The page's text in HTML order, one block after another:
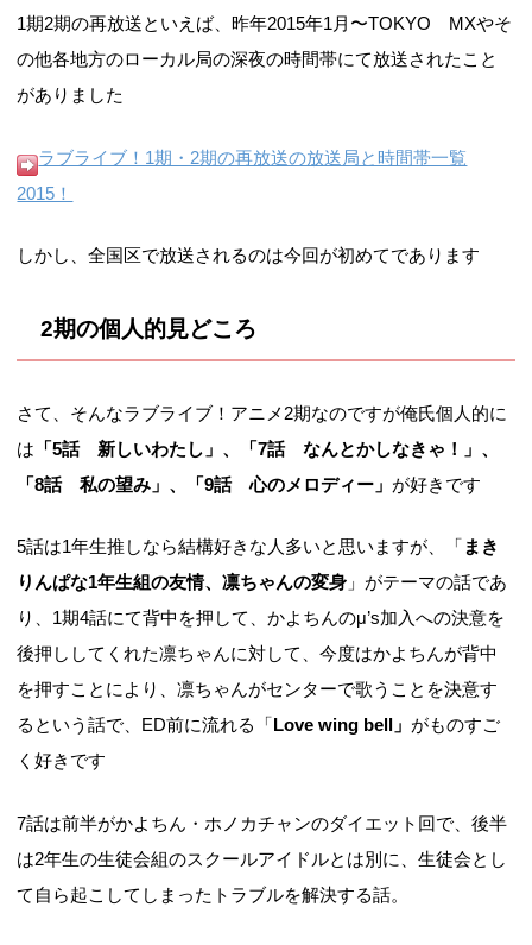
1期2期の再放送といえば、昨年2015年1月〜TOKYO MXやそ
の他各地方のローカル局の深夜の時間帯にて放送されたこと
がありました
ラブライブ！1期・2期の再放送の放送局と時間帯一覧
2015！
しかし、全国区で放送されるのは今回が初めてであります
2期の個人的見どころ
さて、そんなラブライブ！アニメ2期なのですが俺氏個人的に
は 「5話 新しいわたし」、「7話 なんとかしなきゃ！」、
「8話 私の望み」、「9話 心のメロディー」 が好きです
5話は1年生推しなら結構好きな人多いと思いますが、「 まき
りんぱな1年生組の友情、凛ちゃんの変身 」がテーマの話であ
り、1期4話にて背中を押して、かよちんのμ’s加入への決意を
後押ししてくれた凛ちゃんに対して、今度はかよちんが背中
を押すことにより、凛ちゃんがセンターで歌うことを決意す
るという話で、ED前に流れる「 Love wing bell」 がものすご
く好きです
7話は前半がかよちん・ホノカチャンのダイエット回で、後半
は2年生の生徒会組のスクールアイドルとは別に、生徒会とし
て自ら起こしてしまったトラブルを解決する話。